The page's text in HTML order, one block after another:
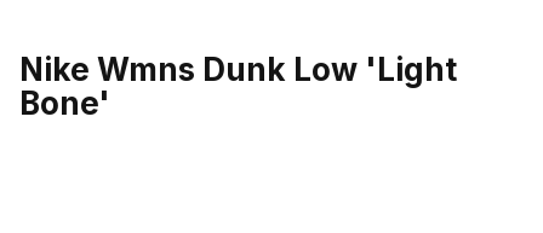
Nike Wmns Dunk Low 'Light
Bone'